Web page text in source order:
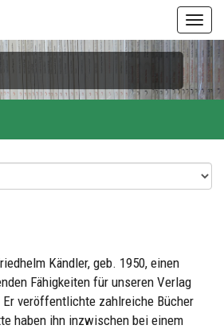
Kändler, geb. 1950, einen
Fähigkeiten für unseren Verlag
veröffentlichte zahlreiche Bücher
haben ihn inzwischen bei einem